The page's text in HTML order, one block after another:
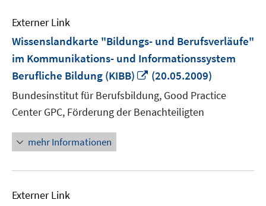
Externer Link
Wissenslandkarte "Bildungs- und Berufsverläufe"
im Kommunikations- und Informationssystem
Berufliche Bildung (KIBB)
In
Fenster
öffnen
(20.05.2009)
Bundesinstitut für Berufsbildung, Good Practice
Center GPC, Förderung der Benachteiligten
mehr Informationen
Externer Link